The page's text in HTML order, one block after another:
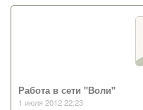
Работа в сети "Воли"
1 июля 2012 22:23